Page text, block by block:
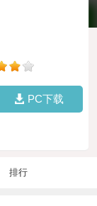
PC下载
排行